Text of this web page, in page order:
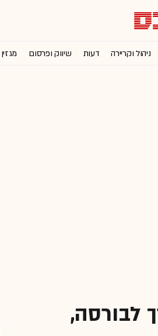
ניהול וקריירה דעות שיווק ופרסום מגזין G
לבורסה,